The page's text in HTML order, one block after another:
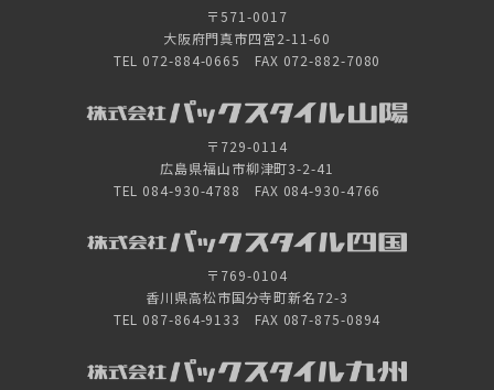
〒571-0017
大阪府門真市四宮2-11-60
TEL 072-884-0665 FAX 072-882-7080
〒729-0114
広島県福山市柳津町3-2-41
TEL 084-930-4788 FAX 084-930-4766
〒769-0104
香川県高松市国分寺町新名72-3
TEL 087-864-9133 FAX 087-875-0894